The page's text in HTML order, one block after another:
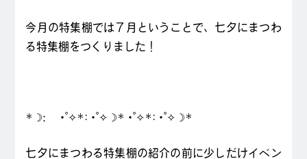
今月の特集棚では７月ということで、七夕にまつわ
る特集棚をつくりました！
*☽:゚・゚✧*:・゚✧☽*・゚✧*:・゚✧☽*
七夕にまつわる特集棚の紹介の前に少しだけイベン